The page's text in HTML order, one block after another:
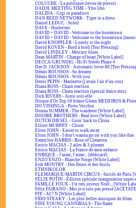
COLUCHE - La politique (revue de presse)
DADJE MEETING TIME - Ybo libo
DALIDA - Gigi in paradisco
DAN REED NETWORK - Tiger in a dress
Daniel LEDUC - Soleil
DAVE - Hurlevent
DAVID + DAVID - Welcome to the boomtown
DAVID + DAVID - Welcome to the boomtown
David KNOPFLER - Lonely is the night
David KOVEN - Bord à bord [Test Pressing]
David LINDLEY - Mercury blues
Dean MARTIN - Change of heart [White Label]
DECCA/GRUNDIG - Hi-Fi Stéréo Phase 4
Dee D. JACKSON - Automatic lover 88 [Test
Démis ROUSSOS - So dreamy
Démis ROUSSOS - With you
Denis PEPIN - Marinette (j'avais l'air d'un con)
Diana ROSS - Chain reaction
Diana ROSS - Chain reaction (special dance mix)
Dick RIVERS - Ainsi soit-elle
Disque d'Or Top 50 biface Glenn MEDEIROS &
DO VISSINGA - Porto Vecchio
Donna SUMMER - The wanderer [White Label]
DOOBIE BROTHERS - Real love [White Label]
DUTCH DIESEL - Goin' back to China
Elliott MURPHY - Closer
Elton JOHN - Easier to walk away
Elton JOHN - I don't wanna go on with you like that
Emmylou HARRIS - Rose of Cimarron
Enrico MACIAS - 2 ailes & 3 plumes
Enrico MACIAS - La France de mon enfance
ENRIQUÉ - J'aime, J'aime... [dédicacé]
ENZO ENZO - Blanche Neige [White Label]
Erik MONTRY - Des fleurs et des fusils
ETHNIKOLOR
F.LEMARQUE/MARTIN CIRCUS - Succès de Paris
FÉLIX POTIN - Édition spéciale inauguration super-
FAMILLE FOUX - Un très joyeux Noël... [White
Félix FAIRANO - Moi je n'suis pas pressé
FFF - AC² N [White Label]
FIDO STEAKY - Les plus belles musiques de films
FINE YOUNG CANNIBALS - The flame